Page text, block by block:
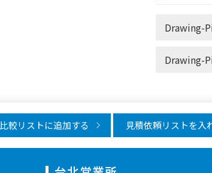
Drawing-
Drawing-
比較リストに追加する 見積依頼リストを入